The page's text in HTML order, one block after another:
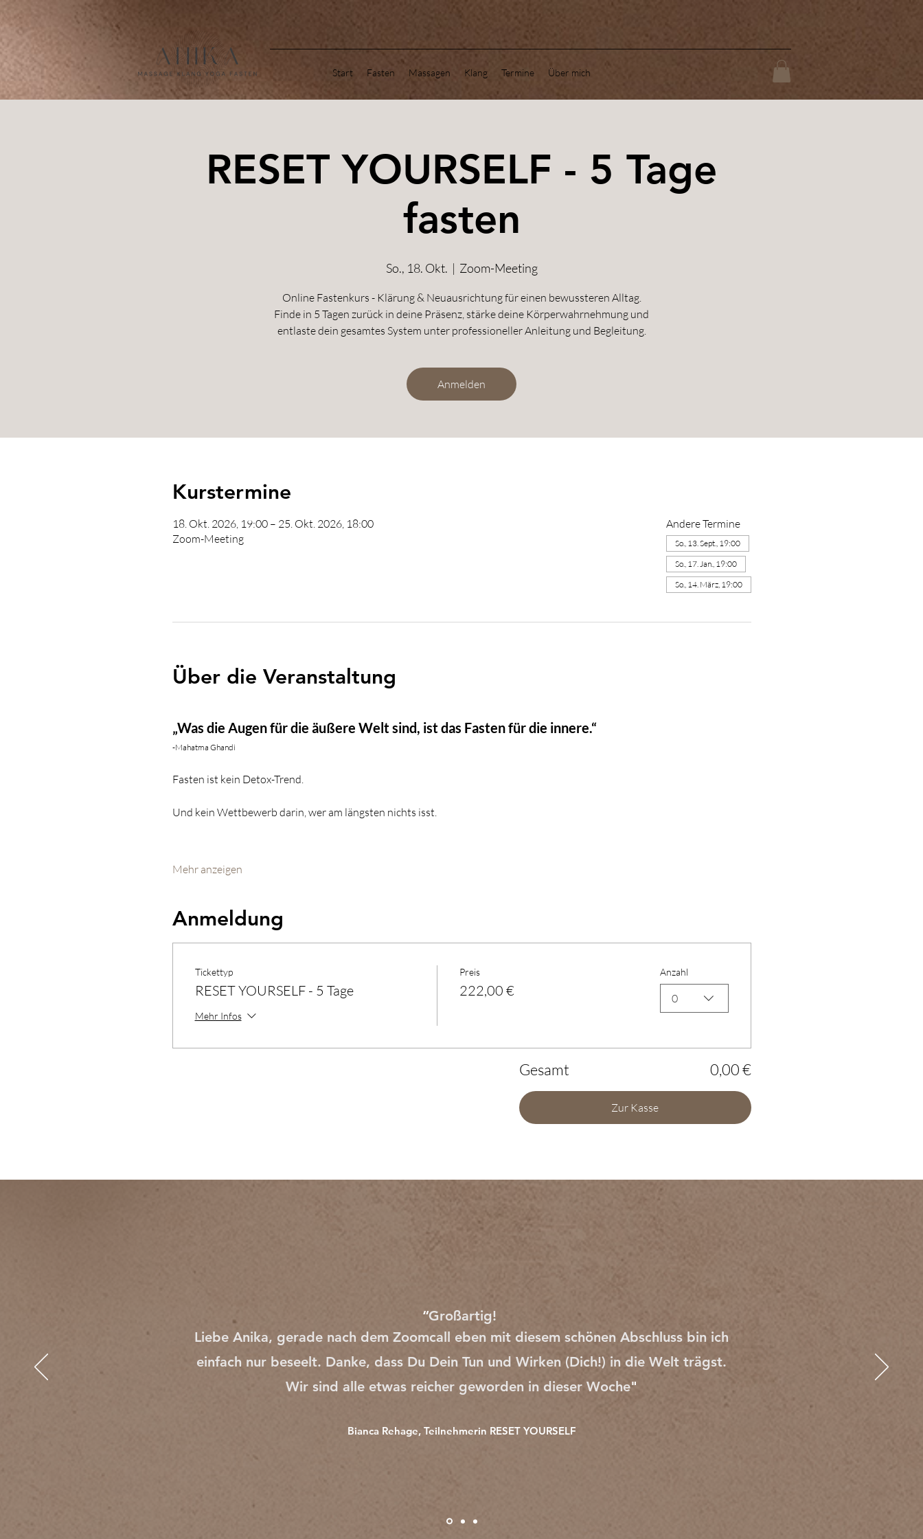
Start Fasten Massagen Klang Termine Über mich
RESET YOURSELF - 5 Tage
fasten
So., 18. Okt.
  |
Zoom-Meeting
Online Fastenkurs - Klärung & Neuausrichtung für einen bewussteren Alltag.
Finde in 5 Tagen zurück in deine Präsenz, stärke deine Körperwahrnehmung und
entlaste dein gesamtes System unter professioneller Anleitung und Begleitung.
Anmelden
Kurstermine
18. Okt. 2026, 19:00 – 25. Okt. 2026, 18:00
Zoom-Meeting
Andere Termine
So., 13. Sept., 19:00
So., 17. Jan., 19:00
So., 14. März, 19:00
Über die Veranstaltung
„Was die Augen für die äußere Welt sind, ist das Fasten für die innere.“
-Mahatma Ghandi
Fasten ist kein Detox-Trend.
Und kein Wettbewerb darin, wer am längsten nichts isst.
Mehr anzeigen
Anmeldung
Tickettyp
RESET YOURSELF - 5 Tage
Mehr Infos
Preis
222,00 €
Anzahl
0
Gesamt 0,00 €
Zur Kasse
“Großartig!
Liebe Anika, gerade nach dem Zoomcall eben mit diesem schönen Abschluss bin ich
einfach nur beseelt. Danke, dass Du Dein Tun und Wirken (Dich!) in die Welt trägst.
Wir sind alle etwas reicher geworden in dieser Woche"
Bianca Rehage, Teilnehmerin RESET YOURSELF